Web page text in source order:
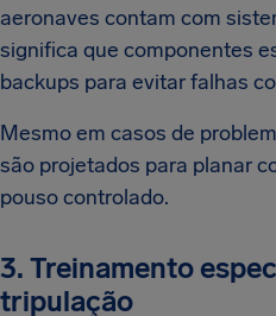
aeronaves contam com
significa que componentes
backups para evitar falhas
Mesmo em casos de
são projetados para planar
pouso controlado.
3. Treinamento
tripulação